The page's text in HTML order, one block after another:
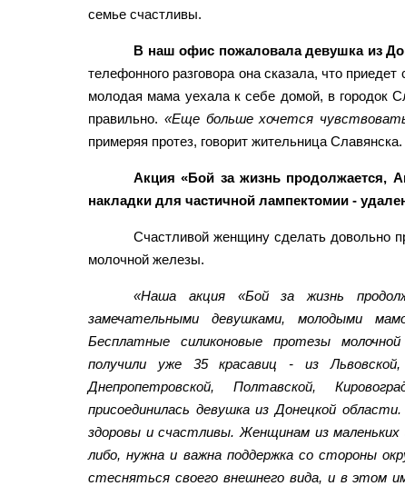
семье счастливы.
В наш офис пожаловала девушка из
телефонного разговора она сказала, что
молодая мама уехала к себе домой, в городок
правильно. «Еще больше хочется
примеряя протез, говорит жительница Славянска.
Акция «Бой за жизнь продолжается,
накладки для частичной лампектомии -
Счастливой женщину сделать довольно
молочной железы.
«Наша акция «Бой за жизнь
замечательными девушками, молодыми
Бесплатные силиконовые протезы
получили уже 35 красавиц - из Львовской,
Днепропетровской, Полтавской,
присоединилась девушка из Донецкой
здоровы и счастливы. Женщинам из маленьких
либо, нужна и важна поддержка со стороны
стесняться своего внешнего вида, и в этом